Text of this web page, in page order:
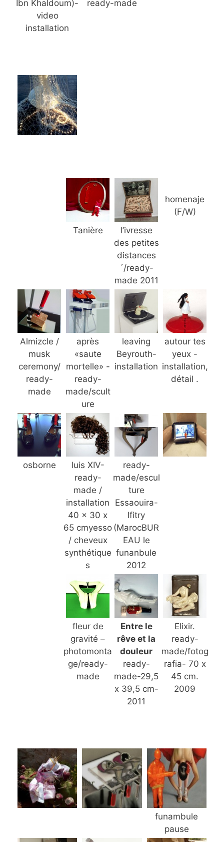
Ibn Khaldoum)-
video
installation
ready-made
Tanière
l’ivresse
des petites
distances
´/ready-
made 2011
homenaje
(F/W)
Almizcle /
musk
ceremony/
ready-
made
après
«saute
mortelle» -
ready-
made/scult
ure
leaving
Beyrouth-
installation
autour tes
yeux -
installation,
détail .
osborne
luis XIV-
ready-
made /
installation
40 x 30 x
65 cmyesso
/ cheveux
synthétique
s
ready-
made/escul
ture
Essaouira-
Ifitry
(MarocBUR
EAU le
funanbule
2012
fleur de
gravité –
photomonta
ge/ready-
made
Entre le
rêve et la
douleur
ready-
made-29,5
x 39,5 cm-
2011
Elixir.
ready-
made/fotog
rafia- 70 x
45 cm.
2009
funambule
pause